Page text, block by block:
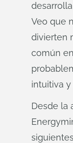
Veo que
divierten
común
intuitiva y
Desde la